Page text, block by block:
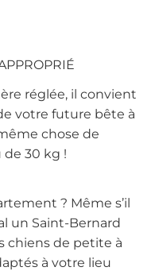
réglée, il convient
votre future bête à
chose de
30 kg !
? Même s’il
un Saint-Bernard
chiens de petite à
à votre lieu